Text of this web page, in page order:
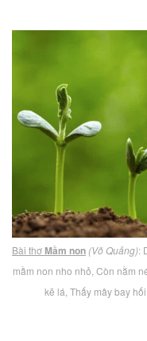
Bài thơ Mầm non (Võ Quảng):
mầm non nho nhỏ, Còn nằm
kẽ lá, Thấy mây bay